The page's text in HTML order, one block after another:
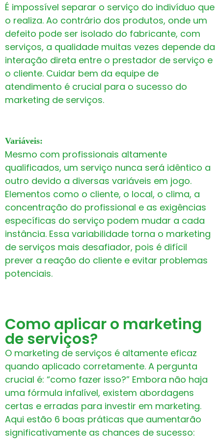
É impossível separar o serviço do indivíduo que
o realiza. Ao contrário dos produtos, onde um
defeito pode ser isolado do fabricante, com
serviços, a qualidade muitas vezes depende da
interação direta entre o prestador de serviço e
o cliente. Cuidar bem da equipe de
atendimento é crucial para o sucesso do
marketing de serviços.
Variáveis:
Mesmo com profissionais altamente
qualificados, um serviço nunca será idêntico a
outro devido a diversas variáveis em jogo.
Elementos como o cliente, o local, o clima, a
concentração do profissional e as exigências
específicas do serviço podem mudar a cada
instância. Essa variabilidade torna o marketing
de serviços mais desafiador, pois é difícil
prever a reação do cliente e evitar problemas
potenciais.
Como aplicar o marketing
de serviços?
O marketing de serviços é altamente eficaz
quando aplicado corretamente. A pergunta
crucial é: “como fazer isso?” Embora não haja
uma fórmula infalível, existem abordagens
certas e erradas para investir em marketing.
Aqui estão 6 boas práticas que aumentarão
significativamente as chances de sucesso: